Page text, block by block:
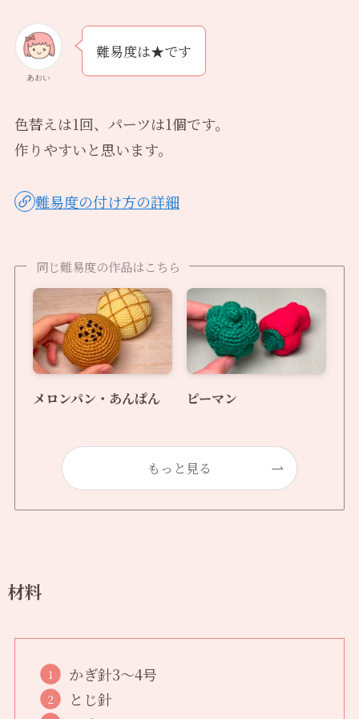
あおい
難易度は★です
色替えは1回、パーツは1個です。
作りやすいと思います。
難易度の付け方の詳細
同じ難易度の作品はこちら
メロンパン・あんぱん ピーマン
もっと見る
材料
かぎ針3〜4号
とじ針